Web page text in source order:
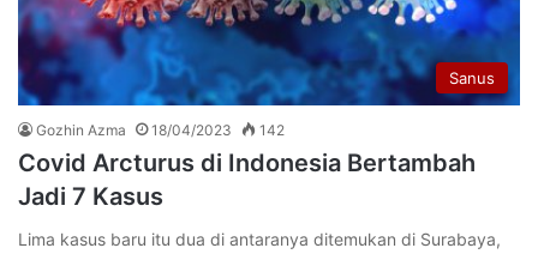
Sanus
Gozhin Azma 18/04/2023 142
Covid Arcturus di Indonesia Bertambah
Jadi 7 Kasus
Lima kasus baru itu dua di antaranya ditemukan di Surabaya,